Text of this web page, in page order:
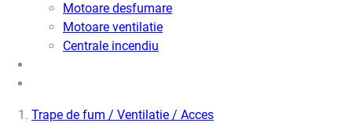
Motoare desfumare
Motoare ventilatie
Centrale incendiu
Trape de fum / Ventilatie / Acces